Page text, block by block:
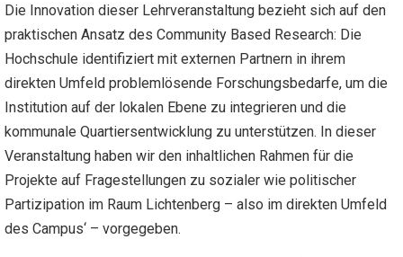
Die Innovation dieser Lehrveranstaltung bezieht sich auf den
praktischen Ansatz des Community Based Research: Die
Hochschule identifiziert mit externen Partnern in ihrem
direkten Umfeld problemlösende Forschungsbedarfe, um die
Institution auf der lokalen Ebene zu integrieren und die
kommunale Quartiersentwicklung zu unterstützen. In dieser
Veranstaltung haben wir den inhaltlichen Rahmen für die
Projekte auf Fragestellungen zu sozialer wie politischer
Partizipation im Raum Lichtenberg – also im direkten Umfeld
des Campus‘ – vorgegeben.